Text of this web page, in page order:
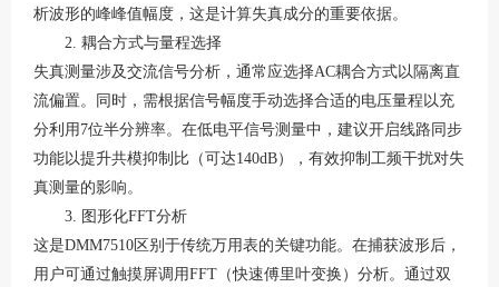
析波形的峰峰值幅度，这是计算失真成分的重要依据。
2. 耦合方式与量程选择
失真测量涉及交流信号分析，通常应选择AC耦合方式以隔离直
流偏置。同时，需根据信号幅度手动选择合适的电压量程以充
分利用7位半分辨率。在低电平信号测量中，建议开启线路同步
功能以提升共模抑制比（可达140dB），有效抑制工频干扰对失
真测量的影响。
3. 图形化FFT分析
这是DMM7510区别于传统万用表的关键功能。在捕获波形后，
用户可通过触摸屏调用FFT（快速傅里叶变换）分析。通过双